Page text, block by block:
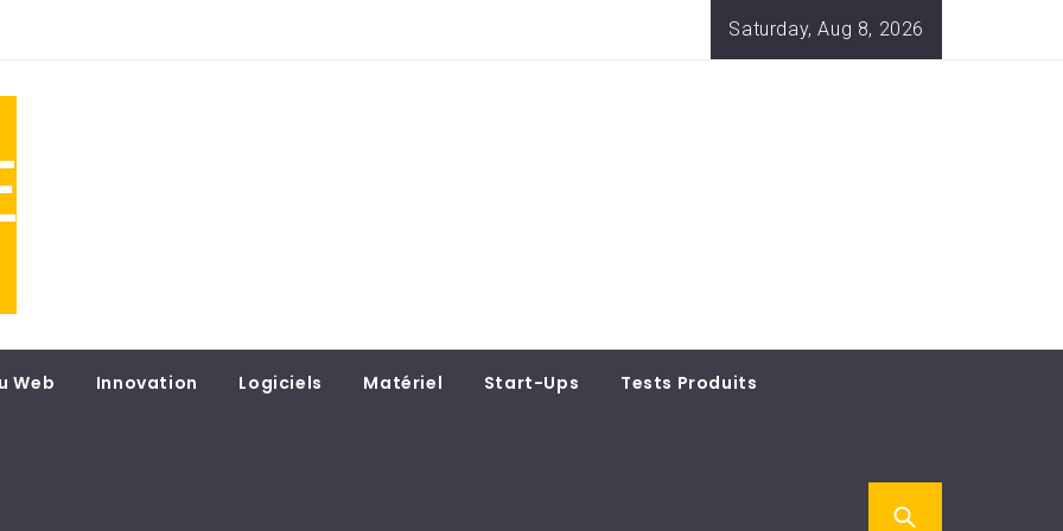
Saturday, Aug 8, 2026
Web Innovation Logiciels Matériel Start-Ups Tests Produits